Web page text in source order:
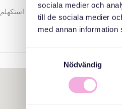
sociala medier och
till de sociala medier
med annan
Nödvändig
هیئت اداری شهرستان استکهلم